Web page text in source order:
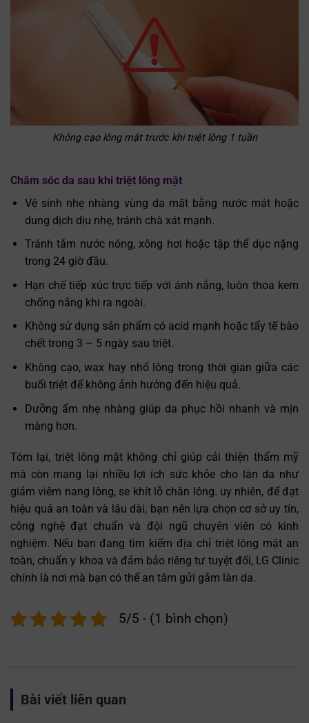
Không cạo lông mặt trước khi triệt lông 1 tuần
Chăm sóc da sau khi triệt lông mặt
Vệ sinh nhẹ nhàng vùng da mặt bằng nước mát hoặc
dung dịch dịu nhẹ, tránh chà xát mạnh.
Tránh tắm nước nóng, xông hơi hoặc tập thể dục nặng
trong 24 giờ đầu.
Hạn chế tiếp xúc trực tiếp với ánh nắng, luôn thoa kem
chống nắng khi ra ngoài.
Không sử dụng sản phẩm có acid mạnh hoặc tẩy tế bào
chết trong 3 – 5 ngày sau triệt.
Không cạo, wax hay nhổ lông trong thời gian giữa các
buổi triệt để không ảnh hưởng đến hiệu quả.
Dưỡng ẩm nhẹ nhàng giúp da phục hồi nhanh và mịn
màng hơn.
Tóm lại, triệt lông mặt không chỉ giúp cải thiện thẩm mỹ
mà còn mang lại nhiều lợi ích sức khỏe cho làn da như
giảm viêm nang lông, se khít lỗ chân lông. uy nhiên, để đạt
hiệu quả an toàn và lâu dài, bạn nên lựa chọn cơ sở uy tín,
công nghệ đạt chuẩn và đội ngũ chuyên viên có kinh
nghiệm. Nếu bạn đang tìm kiếm địa chỉ triệt lông mặt an
toàn, chuẩn y khoa và đảm bảo riêng tư tuyệt đối, LG Clinic
chính là nơi mà bạn có thể an tâm gửi gắm làn da.
5/5 - (1 bình chọn)
Bài viết liên quan